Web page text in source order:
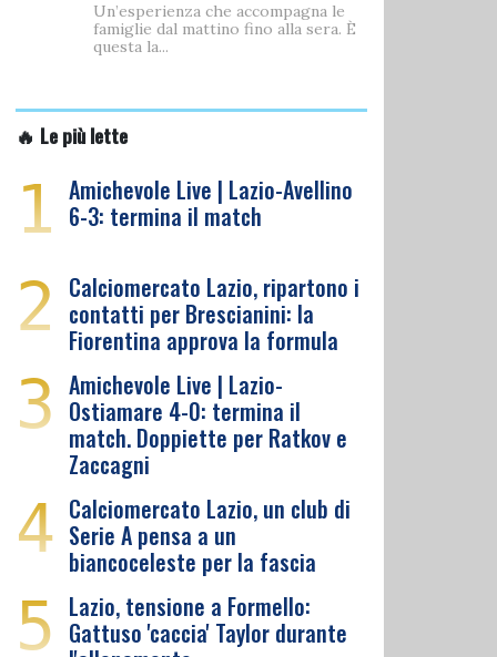
Un’esperienza che accompagna le
famiglie dal mattino fino alla sera. È
questa la...
🔥 Le più lette
1 Amichevole Live | Lazio-Avellino
6-3: termina il match
2 Calciomercato Lazio, ripartono i
contatti per Brescianini: la
Fiorentina approva la formula
3 Amichevole Live | Lazio-
Ostiamare 4-0: termina il
match. Doppiette per Ratkov e
Zaccagni
4 Calciomercato Lazio, un club di
Serie A pensa a un
biancoceleste per la fascia
5 Lazio, tensione a Formello:
Gattuso 'caccia' Taylor durante